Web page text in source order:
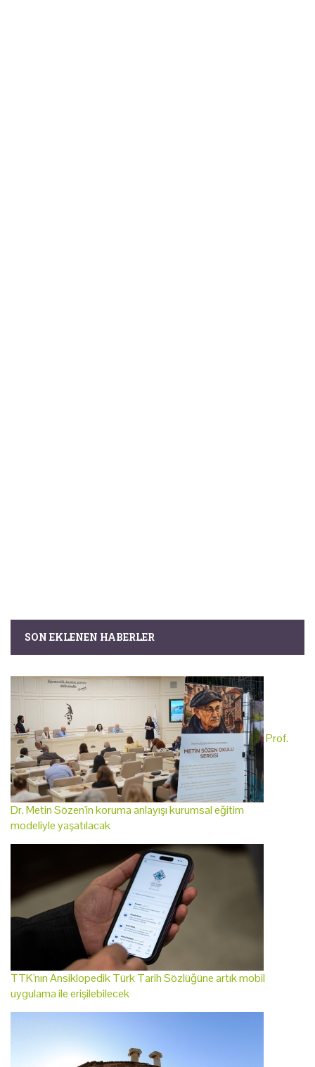
SON EKLENEN HABERLER
Prof.
Dr. Metin Sözen'in koruma anlayışı kurumsal eğitim
modeliyle yaşatılacak
TTK'nın Ansiklopedik Türk Tarih Sözlüğüne artık mobil
uygulama ile erişilebilecek